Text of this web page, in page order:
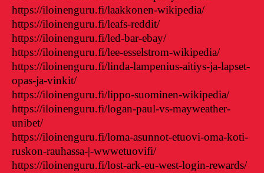
https://iloinenguru.fi/laakkonen-wikipedia/
https://iloinenguru.fi/leafs-reddit/
https://iloinenguru.fi/led-bar-ebay/
https://iloinenguru.fi/lee-esselstrom-wikipedia/
https://iloinenguru.fi/linda-lampenius-aitiys-ja-lapset-
opas-ja-vinkit/
https://iloinenguru.fi/lippo-suominen-wikipedia/
https://iloinenguru.fi/logan-paul-vs-mayweather-
unibet/
https://iloinenguru.fi/loma-asunnot-etuovi-oma-koti-
ruskon-rauhassa-|-wwwetuovifi/
https://iloinenguru.fi/lost-ark-eu-west-login-rewards/